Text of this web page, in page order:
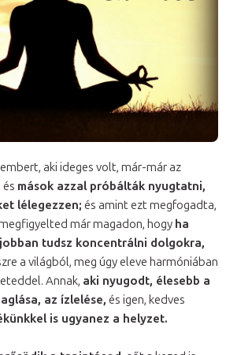
aki ideges volt, már-már az
mások azzal próbálták nyugtatni,
lélegezzen; és amint ezt megfogadta,
már magadon, hogy ha
tudsz koncentrálni dolgokra,
a világból, meg úgy eleve harmóniában
Annak, aki nyugodt, élesebb a
az ízlelése, és igen, kedves
is ugyanez a helyzet.